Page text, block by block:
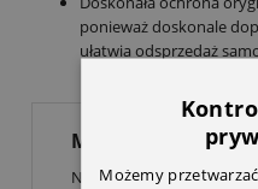
ponieważ doskonale
ułatwia odsprzedaż
MASZ PYTANIE?
Nie jesteś pewien, czy ta
Możemy